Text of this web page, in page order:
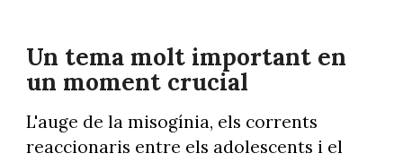
Un tema molt important en
un moment crucial
L'auge de la misogínia, els corrents
reaccionaris entre els adolescents i el